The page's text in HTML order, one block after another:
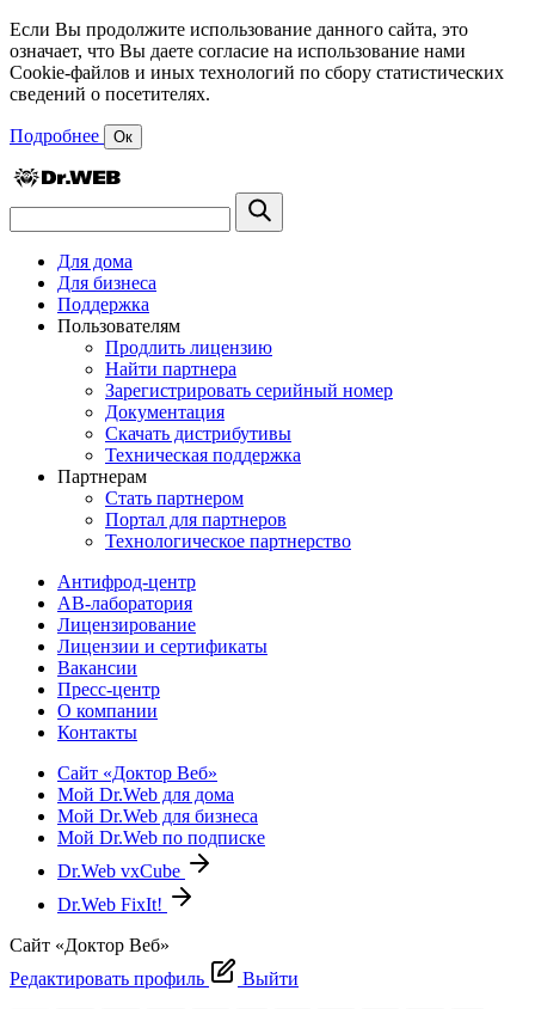
Если Вы продолжите использование данного сайта, это
означает, что Вы даете согласие на использование нами
Cookie-файлов и иных технологий по сбору статистических
сведений о посетителях.
Подробнее Ок
Для дома
Для бизнеса
Поддержка
Пользователям
Продлить лицензию
Найти партнера
Зарегистрировать серийный номер
Документация
Скачать дистрибутивы
Техническая поддержка
Партнерам
Стать партнером
Портал для партнеров
Технологическое партнерство
Антифрод-центр
АВ-лаборатория
Лицензирование
Лицензии и сертификаты
Вакансии
Пресс-центр
О компании
Контакты
Сайт «Доктор Веб»
Мой Dr.Web для дома
Мой Dr.Web для бизнеса
Мой Dr.Web по подписке
Dr.Web vxCube
Dr.Web FixIt!
Сайт «Доктор Веб»
Редактировать профиль
Выйти